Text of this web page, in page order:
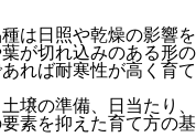
は日照や乾燥の影響
が切れ込みのある形
れば耐寒性が高く育
壌の準備、日当たり
素を抑えた育て方の